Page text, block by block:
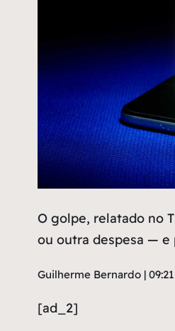
O golpe, relatado no
ou outra despesa — e
Guilherme Bernardo |
[ad_2]